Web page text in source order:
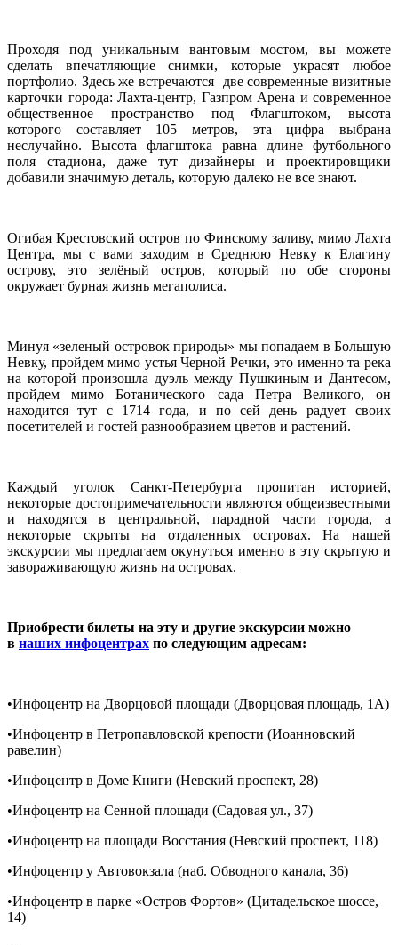
Проходя под уникальным вантовым мостом, вы можете
сделать впечатляющие снимки, которые украсят любое
портфолио. Здесь же встречаются две современные визитные
карточки города: Лахта-центр, Газпром Арена и современное
общественное пространство под Флагштоком, высота
которого составляет 105 метров, эта цифра выбрана
неслучайно. Высота флагштока равна длине футбольного
поля стадиона, даже тут дизайнеры и проектировщики
добавили значимую деталь, которую далеко не все знают.
Огибая Крестовский остров по Финскому заливу, мимо Лахта
Центра, мы с вами заходим в Среднюю Невку к Елагину
острову, это зелёный остров, который по обе стороны
окружает бурная жизнь мегаполиса.
Минуя «зеленый островок природы» мы попадаем в Большую
Невку, пройдем мимо устья Черной Речки, это именно та река
на которой произошла дуэль между Пушкиным и Дантесом,
пройдем мимо Ботанического сада Петра Великого, он
находится тут с 1714 года, и по сей день радует своих
посетителей и гостей разнообразием цветов и растений.
Каждый уголок Санкт-Петербурга пропитан историей,
некоторые достопримечательности являются общеизвестными
и находятся в центральной, парадной части города, а
некоторые скрыты на отдаленных островах. На нашей
экскурсии мы предлагаем окунуться именно в эту скрытую и
завораживающую жизнь на островах.
Приобрести билеты на эту и другие экскурсии можно
в наших инфоцентрах по следующим адресам:
•Инфоцентр на Дворцовой площади (Дворцовая площадь, 1A)
•Инфоцентр в Петропавловской крепости (Иоанновский
равелин)
•Инфоцентр в Доме Книги (Невский проспект, 28)
•Инфоцентр на Сенной площади (Садовая ул., 37)
•Инфоцентр на площади Восстания (Невский проспект, 118)
•Инфоцентр у Автовокзала (наб. Обводного канала, 36)
•Инфоцентр в парке «Остров Фортов» (Цитадельское шоссе,
14)